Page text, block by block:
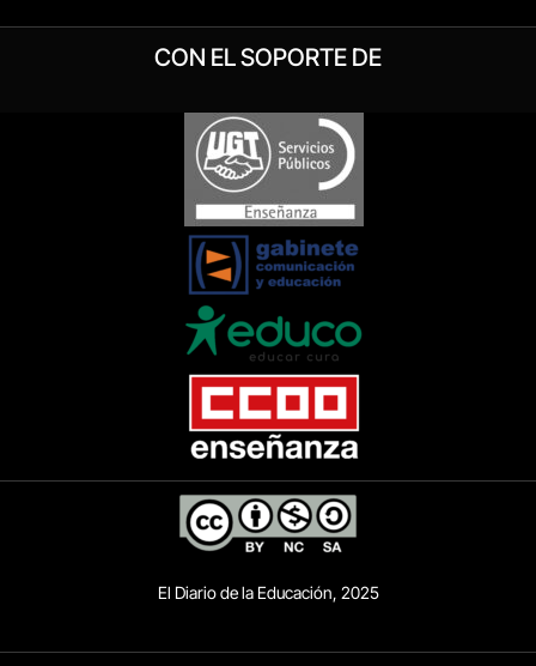
CON EL SOPORTE DE
El Diario de la Educación, 2025